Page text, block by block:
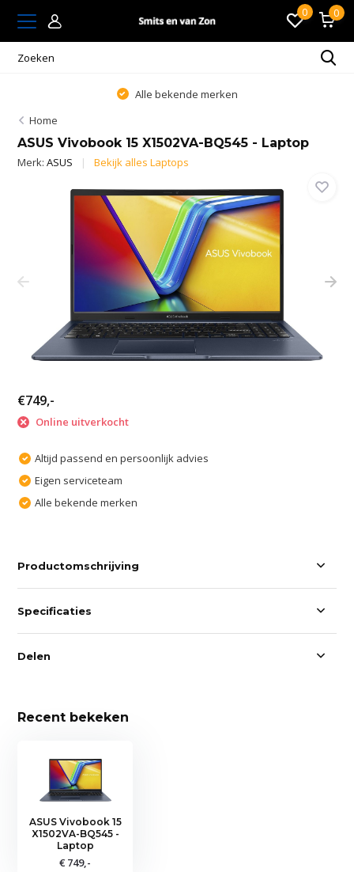
0 0
Alle bekende merken
Home
ASUS Vivobook 15 X1502VA-BQ545 - Laptop
Merk:ASUS Bekijk alles Laptops
€749,-
Online uitverkocht
Altijd passend en persoonlijk advies
Eigen serviceteam
Alle bekende merken
Productomschrijving
Specificaties
Delen
Recent bekeken
ASUS Vivobook 15
X1502VA-BQ545 -
Laptop
€ 749,-